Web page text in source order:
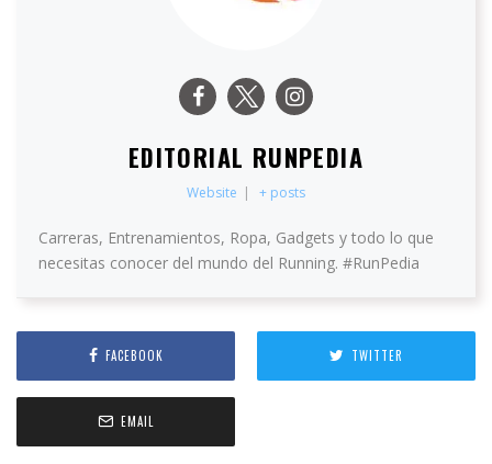
EDITORIAL RUNPEDIA
Website | + posts
Carreras, Entrenamientos, Ropa, Gadgets y todo lo que
necesitas conocer del mundo del Running. #RunPedia
FACEBOOK TWITTER
EMAIL